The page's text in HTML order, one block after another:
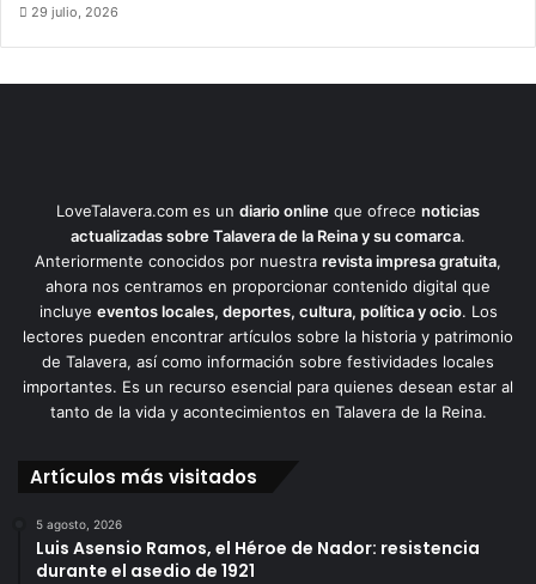
29 julio, 2026
LoveTalavera.com es un diario online que ofrece noticias
actualizadas sobre Talavera de la Reina y su comarca.
Anteriormente conocidos por nuestra revista impresa gratuita,
ahora nos centramos en proporcionar contenido digital que
incluye eventos locales, deportes, cultura, política y ocio. Los
lectores pueden encontrar artículos sobre la historia y patrimonio
de Talavera, así como información sobre festividades locales
importantes. Es un recurso esencial para quienes desean estar al
tanto de la vida y acontecimientos en Talavera de la Reina.
Artículos más visitados
5 agosto, 2026
Luis Asensio Ramos, el Héroe de Nador: resistencia
durante el asedio de 1921